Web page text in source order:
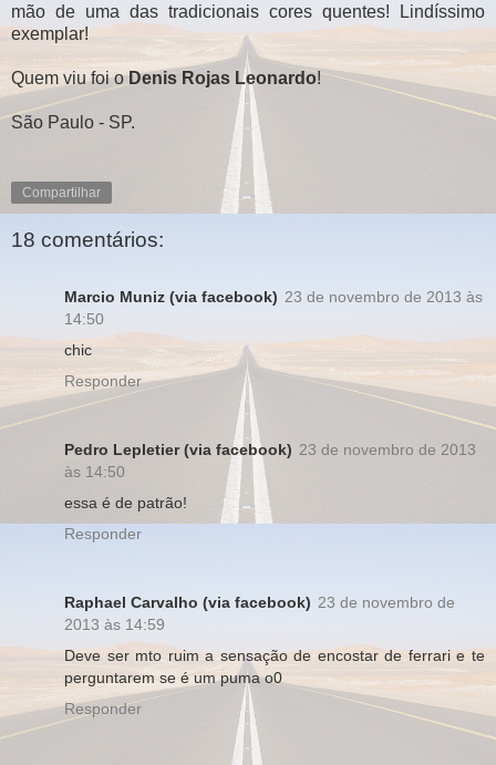
mão de uma das tradicionais cores quentes! Lindíssimo
exemplar!
Quem viu foi oDenis Rojas Leonardo!
São Paulo - SP.
Compartilhar
18 comentários:
Marcio Muniz (via facebook) 23 de novembro de 2013 às
14:50
chic
Responder
Pedro Lepletier (via facebook) 23 de novembro de 2013
às 14:50
essa é de patrão!
Responder
Raphael Carvalho (via facebook) 23 de novembro de
2013 às 14:59
Deve ser mto ruim a sensação de encostar de ferrari e te
perguntarem se é um puma o0
Responder